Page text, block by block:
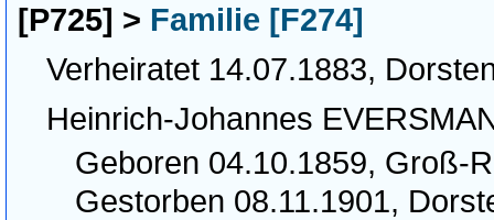
[P725] > Familie [F274]
Verheiratet 14.07.1883,
Heinrich-Johannes
Geboren 04.10.1859, Groß-
Gestorben 08.11.1901,